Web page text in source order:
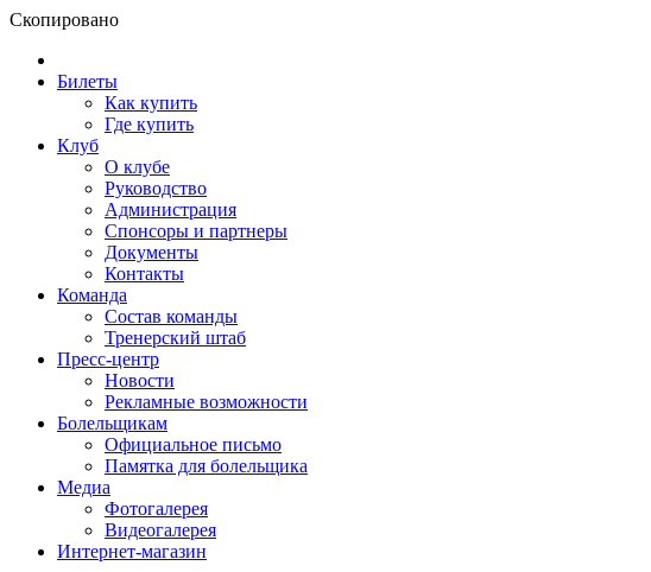
Скопировано
Билеты
Как купить
Где купить
Клуб
О клубе
Руководство
Администрация
Спонсоры и партнеры
Документы
Контакты
Команда
Состав команды
Тренерский штаб
Пресс-центр
Новости
Рекламные возможности
Болельщикам
Официальное письмо
Памятка для болельщика
Медиа
Фотогалерея
Видеогалерея
Интернет-магазин